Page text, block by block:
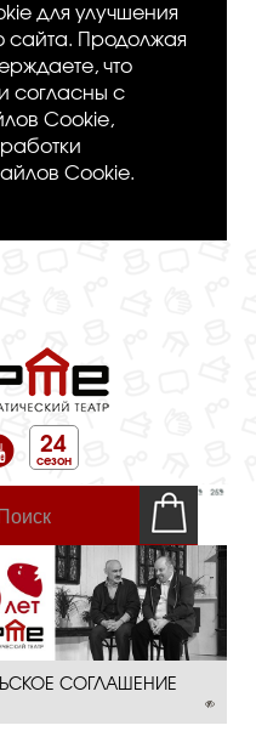
для улучшения
сайта. Продолжая
что
согласны с
Cookie,
Cookie.
24
сезон
СОГЛАШЕНИЕ